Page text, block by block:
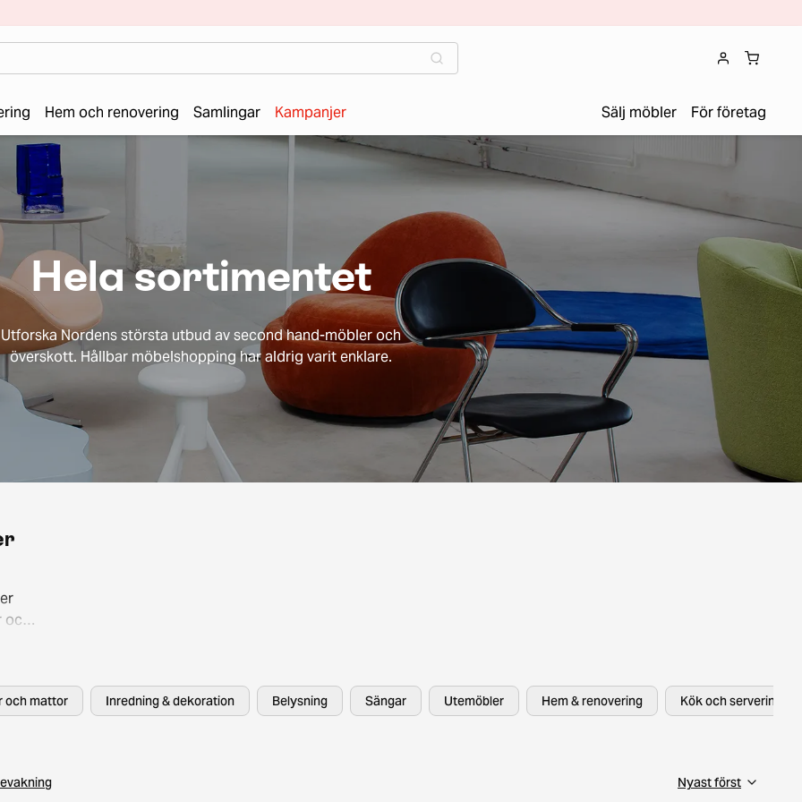
Hem och renovering Samlingar Kampanjer Sälj möbler För företag
Hela sortimentet
Utforska Nordens största utbud av second hand-möbler och
överskott. Hållbar möbelshopping har aldrig varit enklare.
och
att
och mattor Inredning & dekoration Belysning Sängar Utemöbler Hem & renovering Kök och servering